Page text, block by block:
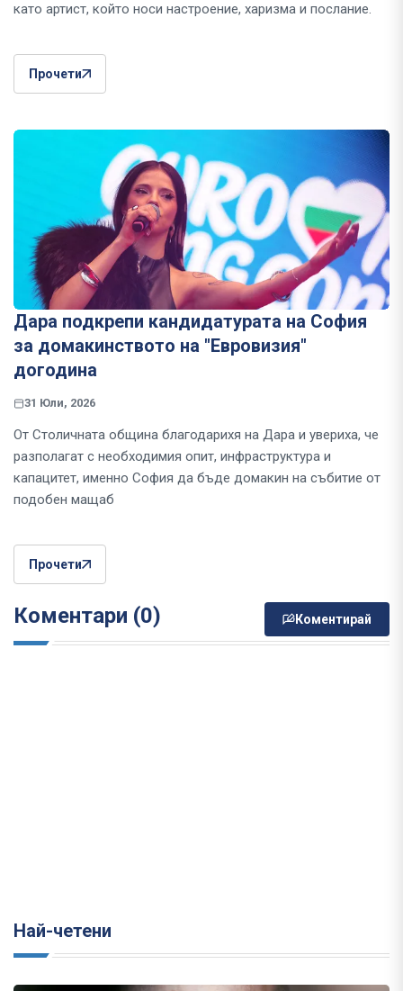
като артист, който носи настроение, харизма и послание.
Прочети
Дара подкрепи кандидатурата на София
за домакинството на "Евровизия"
догодина
31 Юли, 2026
От Столичната община благодарихя на Дара и увериха, че
разполагат с необходимия опит, инфраструктура и
капацитет, именно София да бъде домакин на събитие от
подобен мащаб
Прочети
Коментари (0) Коментирай
Най-четени